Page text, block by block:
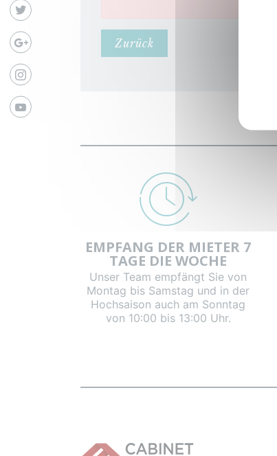
Twitter
Google
Instagram
Youtube
Zurück
EMPFANG DER MIETER 7
TAGE DIE WOCHE
Unser Team empfängt Sie von
Montag bis Samstag und in der
Hochsaison auch am Sonntag
von 10:00 bis 13:00 Uhr.